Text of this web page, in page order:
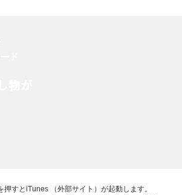
押すとiTunes （外部サイト）が起動します。